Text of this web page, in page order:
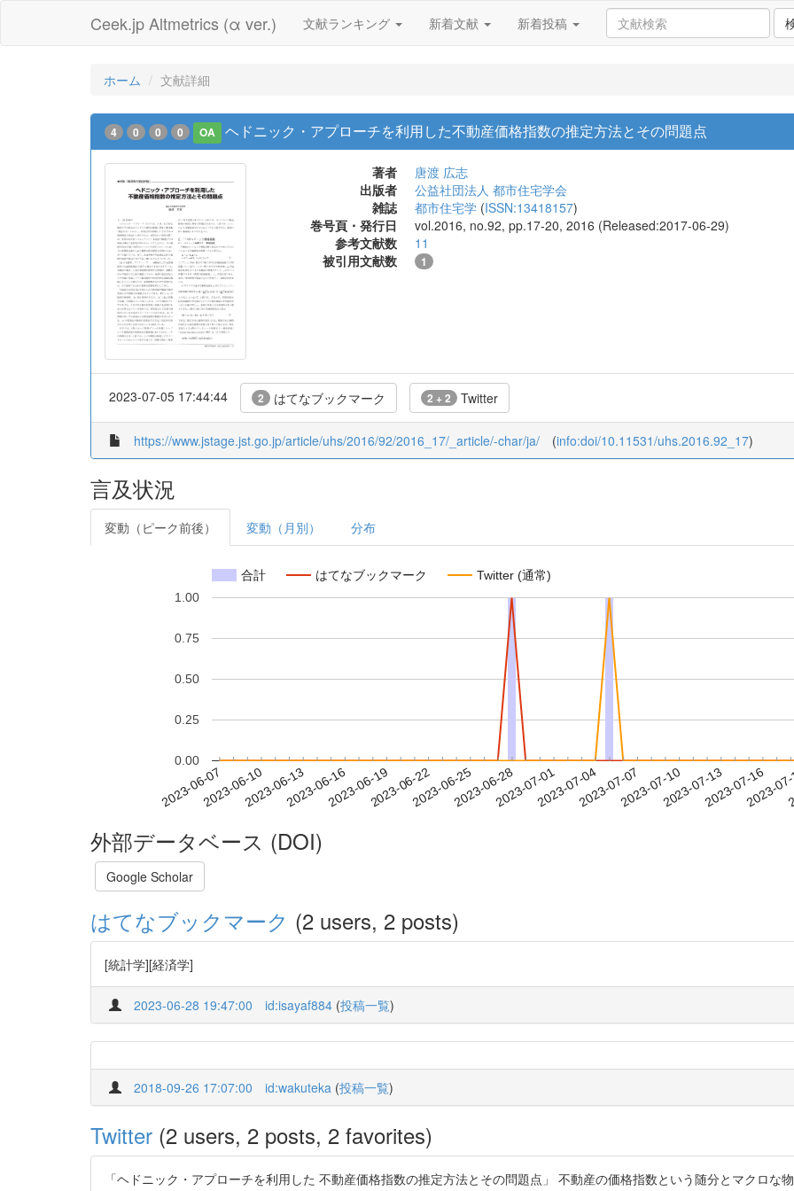
Ceek.jp Altmetrics (α ver.) 文献ランキング 新着文献 新着投稿
ホーム 文献詳細
4 0 0 0 OA ヘドニック・アプローチを利用した不動産価格指数の推定方法とその問題点
著者
唐渡 広志
出版者
公益社団法人 都市住宅学会
雑誌
都市住宅学 (ISSN:13418157)
巻号頁・発行日
vol.2016, no.92, pp.17-20, 2016 (Released:2017-06-29)
参考文献数
11
被引用文献数
1
2023-07-05 17:44:44 2 はてなブックマーク 2 + 2 Twitter
https://www.jstage.jst.go.jp/article/uhs/2016/92/2016_17/_article/-char/ja/ (info:doi/10.11531/uhs.2016.92_17)
言及状況
変動（ピーク前後） 変動（月別） 分布
合計 はてなブックマーク Twitter (通常)
2023-06-072023-06-102023-06-132023-06-162023-06-192023-06-222023-06-252023-06-282023-07-012023-07-042023-07-072023-07-102023-07-132023-07-16
2023-
0.00
0.25
0.50
0.75
1.00
外部データベース (DOI)
Google Scholar
はてなブックマーク (2 users, 2 posts)
[統計学][経済学]
2023-06-28 19:47:00 id:isayaf884 (投稿一覧)
2018-09-26 17:07:00 id:wakuteka (投稿一覧)
Twitter (2 users, 2 posts, 2 favorites)
「ヘドニック・アプローチを利用した 不動産価格指数の推定方法とその問題点」 不動産の価格指数という随分とマクロな